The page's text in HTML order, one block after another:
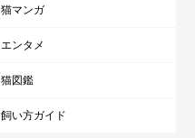
猫マンガ
エンタメ
猫図鑑
飼い方ガイド